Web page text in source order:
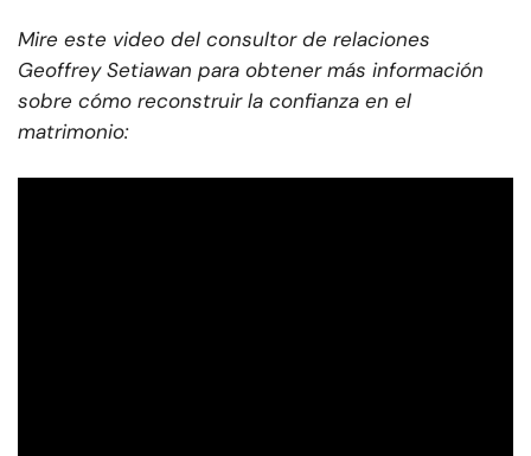
Mire este video del consultor de relaciones
Geoffrey Setiawan para obtener más información
sobre cómo reconstruir la confianza en el
matrimonio: